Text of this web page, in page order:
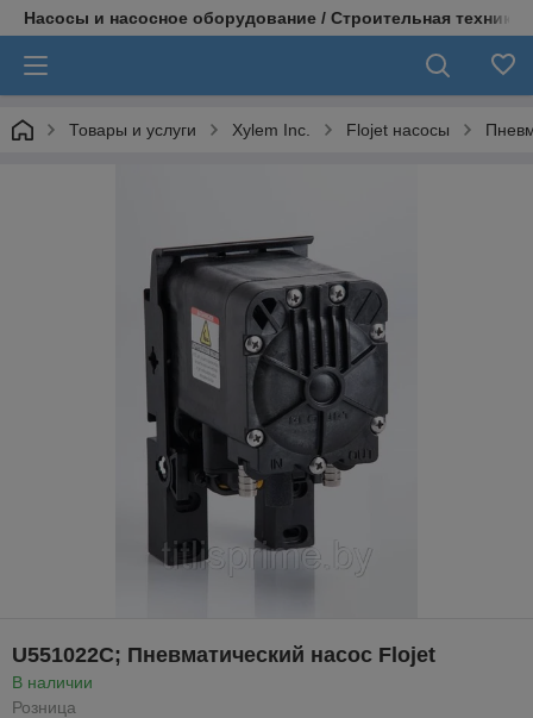
Насосы и насосное оборудование / Строительная техника
Товары и услуги Xylem Inc. Flojet насосы
U551022C; Пневматический насос Flojet
В наличии
Розница